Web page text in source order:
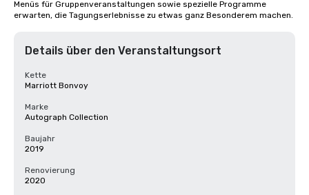
Menüs für Gruppenveranstaltungen sowie spezielle Programme
erwarten, die Tagungserlebnisse zu etwas ganz Besonderem machen.
Details über den Veranstaltungsort
Kette
Marriott Bonvoy
Marke
Autograph Collection
Baujahr
2019
Renovierung
2020